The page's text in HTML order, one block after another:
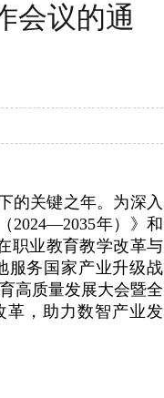
会议的通
的关键之年。为深入
2024—2035年）》和
职业教育教学改革与
服务国家产业升级战
高质量发展大会暨全
革，助力数智产业发